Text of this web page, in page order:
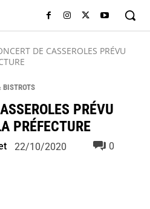
DE CASSEROLES PRÉVU
BISTROTS
PRÉVU
PRÉFECTURE
22/10/2020
0